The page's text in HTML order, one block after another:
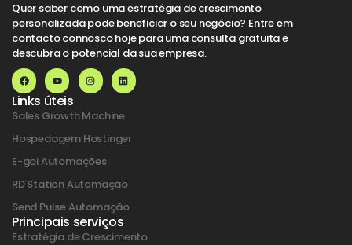
Quer saber como uma estratégia de crescimento
personalizada pode beneficiar o seu negócio? Entre em
contacto connosco hoje para uma consulta gratuita e
descubra o potencial da sua empresa.
Links úteis
Sales Growth Machine
Hospedagem Hostinger
E-goi Automações
RD Station Automação
Send Pulse Automação
Principais serviços
Estratégia de Crescimento